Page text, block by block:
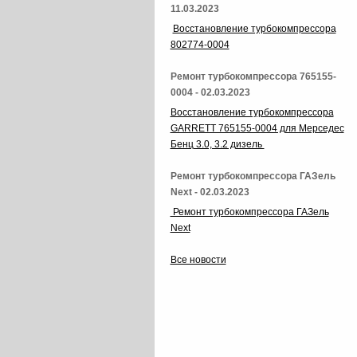
11.03.2023
Восстановление турбокомпрессора
802774-0004
Ремонт турбокомпрессора 765155-
0004 - 02.03.2023
Восстановление турбокомпрессора
GARRETT 765155-0004 для Мерседес
Бенц 3.0, 3.2 дизель
Ремонт турбокомпрессора ГАЗель
Next - 02.03.2023
Ремонт турбокомпрессора ГАЗель
Next
Все новости